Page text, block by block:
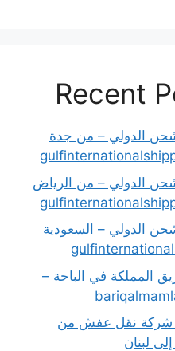
Recent
الدولي – من جدة
الدولي – من الرياض
الدولي – السعودية
المملكة في الباحة –
افضل 15 شركة نقل عفش من
لبنان